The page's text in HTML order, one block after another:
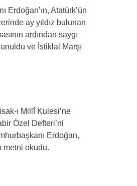
Erdoğan’ın, Atatürk’ün
ay yıldız bulunan
ardından saygı
ve İstiklal Marşı
ı Millî Kulesi’ne
Özel Defteri’ni
Erdoğan,
metni okudu.